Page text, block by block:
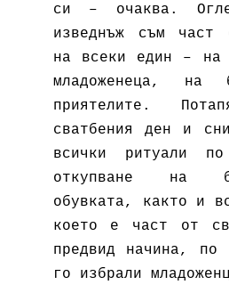
си – очаква.
изведнъж съм част
на всеки един – на
младоженеца, на
приятелите.
сватбения ден и
всички ритуали по
откупване на
обувката, както и
което е част от
предвид начина, по
го избрали